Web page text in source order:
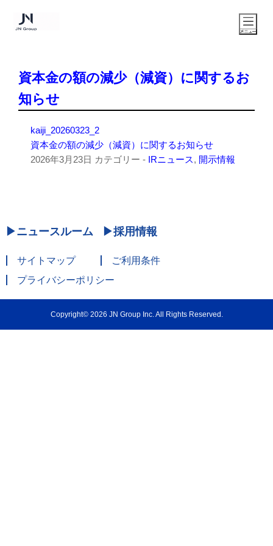
資本金の額の減少（減資）に関するお
知らせ
kaiji_20260323_2
資本金の額の減少（減資）に関するお知らせ
2026年3月23日 カテゴリー - IRニュース, 開示情報
ニュースルーム 採用情報
サイトマップ
ご利用条件
プライバシーポリシー
Copyright© 2026 JN Group Inc. All Rights Reserved.